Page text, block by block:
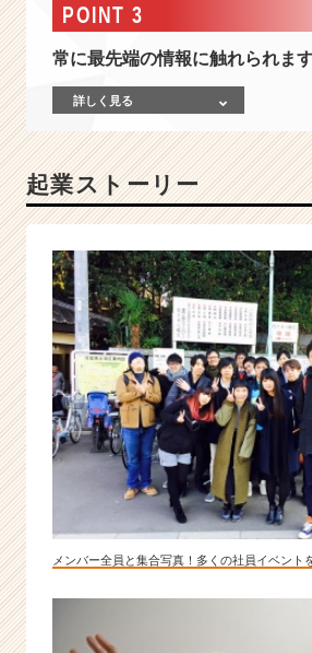
タ
ー
業
分
の
チ
カ
ラ
を
試
し
み
ま
せ
ん
か？
ベ
POINT 3
常に最先端の情報に触れられます
詳しく見る
起業ストーリー
メンバー全員と集合写真！多くの社員イベント